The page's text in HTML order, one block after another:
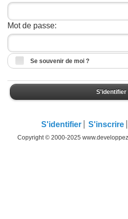
Mot de passe:
Se souvenir de moi ?
S'identifier
S'identifier S'inscrire
Copyright © 2000-2025